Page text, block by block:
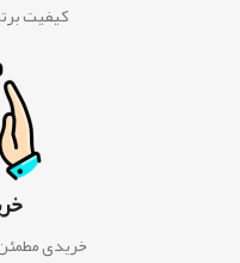
کیفیت
خریدی